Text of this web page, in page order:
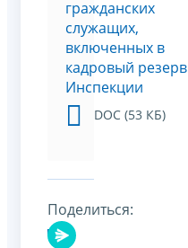
гражданских
служащих,
включенных в
кадровый резерв
Инспекции
DOC (53 КБ)
Поделиться: